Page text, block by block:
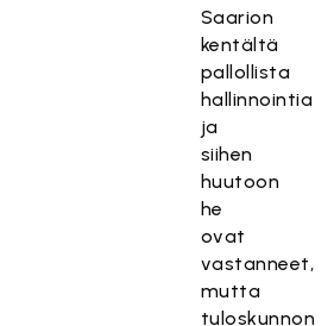
Saarion
kentältä
pallollista
hallinnointia
ja
siihen
huutoon
he
ovat
vastanneet,
mutta
tuloskunnon